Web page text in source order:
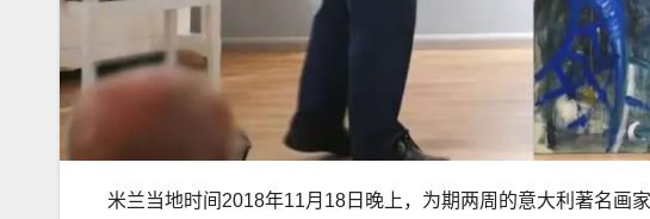
米兰当地时间2018年11月18日晚上，为期两周的意大利著名画